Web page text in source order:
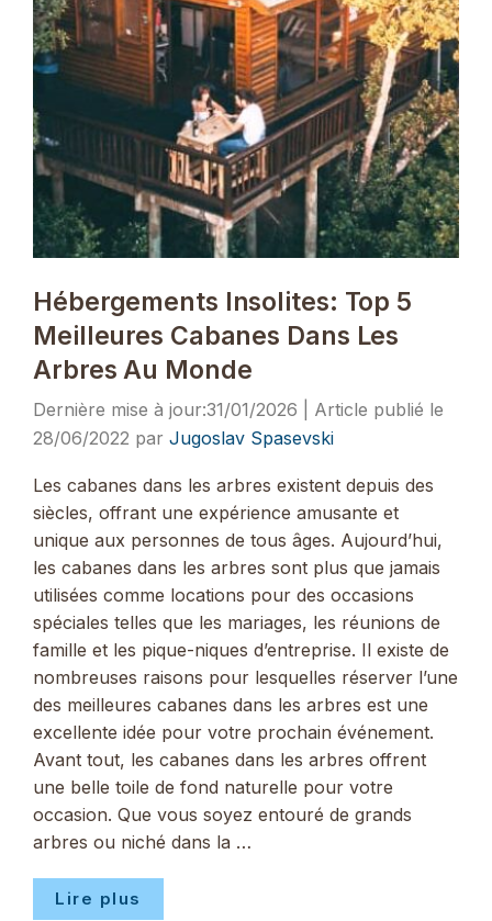
Hébergements Insolites: Top 5
Meilleures Cabanes Dans Les
Arbres Au Monde
31/01/2026
28/06/2022 par Jugoslav Spasevski
Les cabanes dans les arbres existent depuis des
siècles, offrant une expérience amusante et
unique aux personnes de tous âges. Aujourd’hui,
les cabanes dans les arbres sont plus que jamais
utilisées comme locations pour des occasions
spéciales telles que les mariages, les réunions de
famille et les pique-niques d’entreprise. Il existe de
nombreuses raisons pour lesquelles réserver l’une
des meilleures cabanes dans les arbres est une
excellente idée pour votre prochain événement.
Avant tout, les cabanes dans les arbres offrent
une belle toile de fond naturelle pour votre
occasion. Que vous soyez entouré de grands
arbres ou niché dans la …
Lire plus